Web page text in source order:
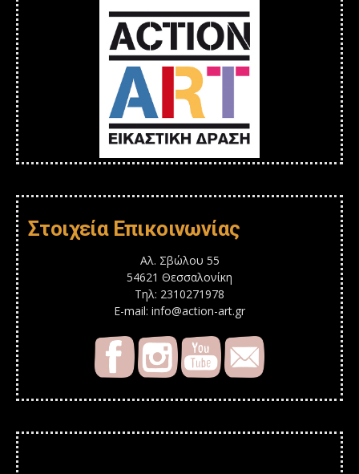
Στοιχεία Επικοινωνίας
Αλ. Σβώλου 55
54621 Θεσσαλονίκη
Τηλ: 2310271978
E-mail: info@action-art.gr